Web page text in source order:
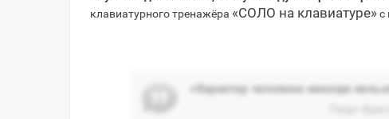
клавиатурного тренажёра «СОЛО на клавиатуре»с